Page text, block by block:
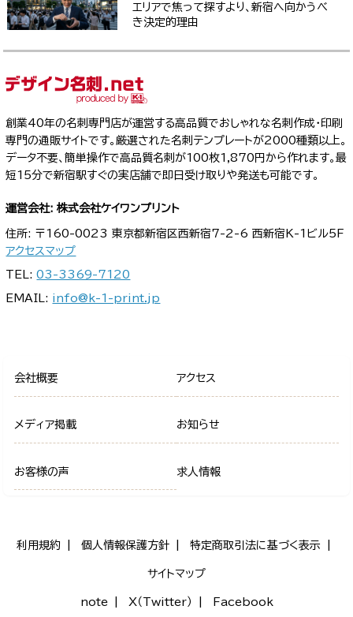
エリアで焦って探すより、新宿へ向かうべ
き決定的理由
創業40年の名刺専門店が運営する高品質でおしゃれな名刺作成・印刷
専門の通販サイトです。厳選された名刺テンプレートが2000種類以上。
データ不要、簡単操作で高品質名刺が100枚1,870円から作れます。最
短15分で新宿駅すぐの実店舗で即日受け取りや発送も可能です。
運営会社: 株式会社ケイワンプリント
住所: 〒160-0023 東京都新宿区西新宿7-2-6 西新宿K-1ビル5F
アクセスマップ
TEL:03-3369-7120
EMAIL: info@k-1-print.jp
会社概要 アクセス
メディア掲載 お知らせ
お客様の声 求人情報
利用規約 個人情報保護方針 特定商取引法に基づく表示
サイトマップ
note X（Twitter） Facebook